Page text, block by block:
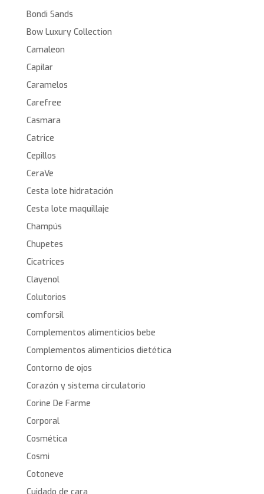
Bondi Sands
Bow Luxury Collection
Camaleon
Capilar
Caramelos
Carefree
Casmara
Catrice
Cepillos
CeraVe
Cesta lote hidratación
Cesta lote maquillaje
Champús
Chupetes
Cicatrices
Clayenol
Colutorios
comforsil
Complementos alimenticios bebe
Complementos alimenticios dietética
Contorno de ojos
Corazón y sistema circulatorio
Corine De Farme
Corporal
Cosmética
Cosmi
Cotoneve